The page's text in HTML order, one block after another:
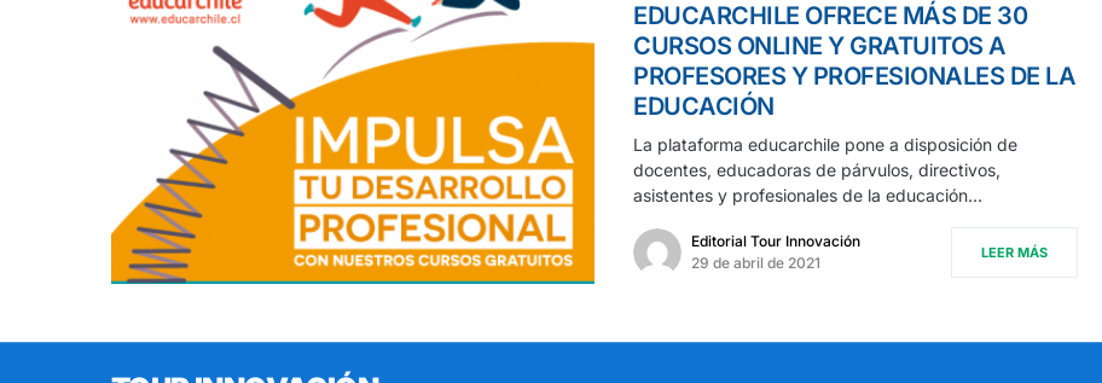
EDUCARCHILE OFRECE MÁS DE 30
CURSOS ONLINE Y GRATUITOS A
PROFESORES Y PROFESIONALES DE LA
EDUCACIÓN
La plataforma educarchile pone a disposición de
docentes, educadoras de párvulos, directivos,
asistentes y profesionales de la educación…
Editorial Tour Innovación
29 de abril de 2021
LEER MÁS